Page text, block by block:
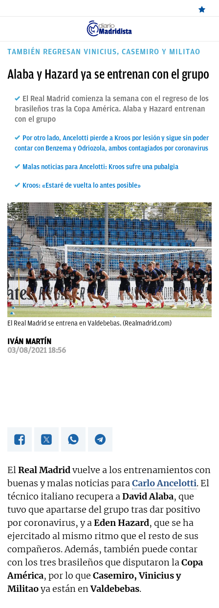
ÚLTIMAS
MADRID
BALONCESTO
CANTERA
PAPARAZZI
OKDIARIO
TAMBIÉN REGRESAN VINICIUS, CASEMIRO Y MILITAO
Alaba y Hazard ya se entrenan con el grupo
El Real Madrid comienza la semana con el regreso de los
brasileños tras la Copa América. Alaba y Hazard entrenan
con el grupo
Por otro lado, Ancelotti pierde a Kroos por lesión y sigue sin poder
contar con Benzema y Odriozola, ambos contagiados por coronavirus
Malas noticias para Ancelotti: Kroos sufre una pubalgia
Kroos: «Estaré de vuelta lo antes posible»
El Real Madrid se entrena en Valdebebas. (Realmadrid.com)
IVÁN MARTÍN
03/08/2021 18:56
ElReal Madridvuelve a los entrenamientos con
buenas y malas noticias paraCarlo Ancelotti. El
técnico italiano recupera aDavid Alaba, que
tuvo que apartarse del grupo tras dar positivo
por coronavirus, y aEden Hazard, que se ha
ejercitado al mismo ritmo que el resto de sus
compañeros. Además, también puede contar
con los tres brasileños que disputaron laCopa
América, por lo que Casemiro, Vinicius y
Militaoya están enValdebebas.